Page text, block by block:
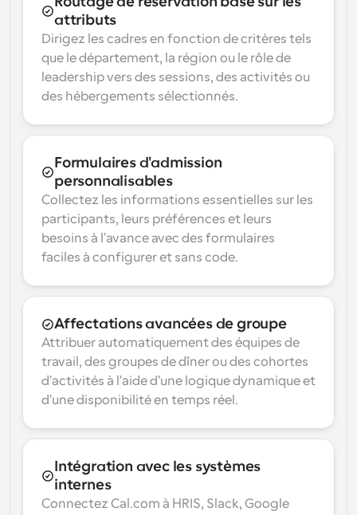
attributs
Dirigez les cadres en fonction de critères tels
que le département, la région ou le rôle de
leadership vers des sessions, des activités ou
des hébergements sélectionnés.
Formulaires d'admission
personnalisables
Collectez les informations essentielles sur les
participants, leurs préférences et leurs
besoins à l'avance avec des formulaires
faciles à configurer et sans code.
Affectations avancées de groupe
Attribuer automatiquement des équipes de
travail, des groupes de dîner ou des cohortes
d'activités à l'aide d'une logique dynamique et
d'une disponibilité en temps réel.
Intégration avec les systèmes
internes
Connectez Cal.com à HRIS, Slack, Google